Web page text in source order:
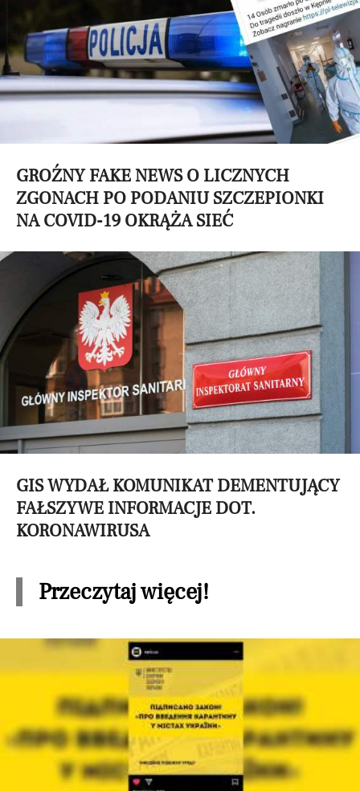
GROŹNY FAKE NEWS O LICZNYCH
ZGONACH PO PODANIU SZCZEPIONKI
NA COVID-19 OKRĄŻA SIEĆ
GIS WYDAŁ KOMUNIKAT DEMENTUJĄCY
FAŁSZYWE INFORMACJE DOT.
KORONAWIRUSA
Przeczytaj więcej!